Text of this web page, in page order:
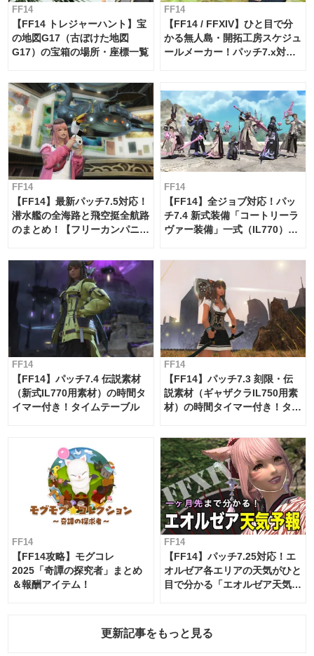
FF14
【FF14 トレジャーハント】宝
の地図G17（古ぼけた地図
G17）の宝箱の場所・座標一覧
FF14
【FF14 / FFXIV】ひと目で分
かる無人島・開拓工房スケジュ
ールメーカー！パッチ7.x対応
FF14
【FF14】最新パッチ7.5対応！
潜水艦の全海路と飛空挺全航路
のまとめ！【フリーカンパニ
FF14
【FF14】全ジョブ対応！パッ
チ7.4 新式装備「コートリーラ
ヴァー装備」一式（IL770）の
FF14
【FF14】パッチ7.4 伝説素材
（新式IL770用素材）の時間タ
イマー付き！タイムテーブル
FF14
【FF14】パッチ7.3 刻限・伝
説素材（ギャザクラIL750用素
材）の時間タイマー付き！タイ
FF14
【FF14攻略】モグコレ
2025「奇譚の探究者」まとめ
＆報酬アイテム！
FF14
【FF14】パッチ7.25対応！エ
オルゼア各エリアの天気がひと
目で分かる「エオルゼア天気予
更新記事をもっと見る